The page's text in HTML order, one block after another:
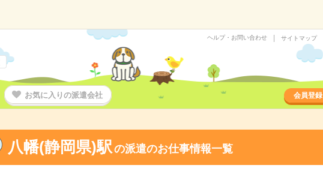
ヘルプ・お問い合わせ サイトマップ
お気に入りの派遣会社 会員登録
八幡(静岡県)駅の派遣のお仕事情報一覧